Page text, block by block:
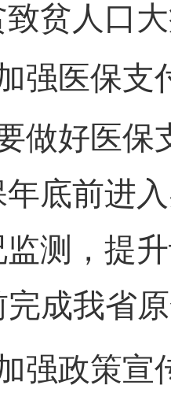
贫人口
强医保支
做好医保
底前进
测，提
完成我省
强政策宣